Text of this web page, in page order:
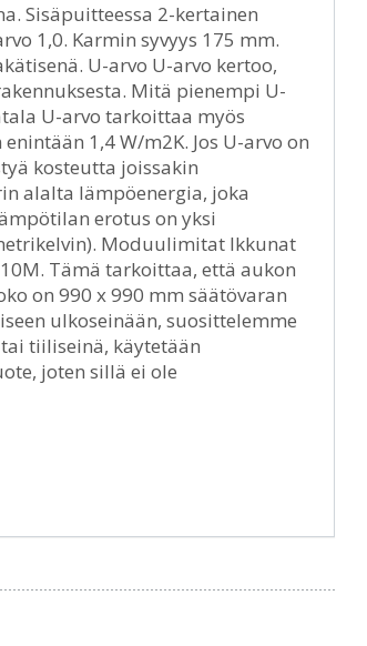
Sisäpuitteessa 2-kertainen
1,0. Karmin syvyys 175 mm.
U-arvo U-arvo kertoo,
Mitä pienempi U-
U-arvo tarkoittaa myös
1,4 W/m2K. Jos U-arvo on
kosteutta joissakin
alalta lämpöenergia, joka
erotus on yksi
Moduulimitat Ikkunat
Tämä tarkoittaa, että aukon
on 990 x 990 mm säätövaran
ulkoseinään, suosittelemme
tiiliseinä, käytetään
joten sillä ei ole